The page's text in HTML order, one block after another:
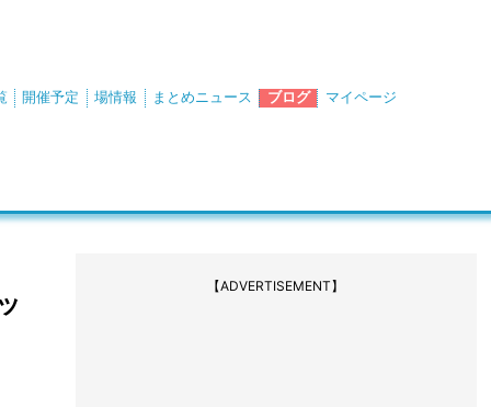
開催予定 場情報 まとめニュース ブログ マイページ
【ADVERTISEMENT】